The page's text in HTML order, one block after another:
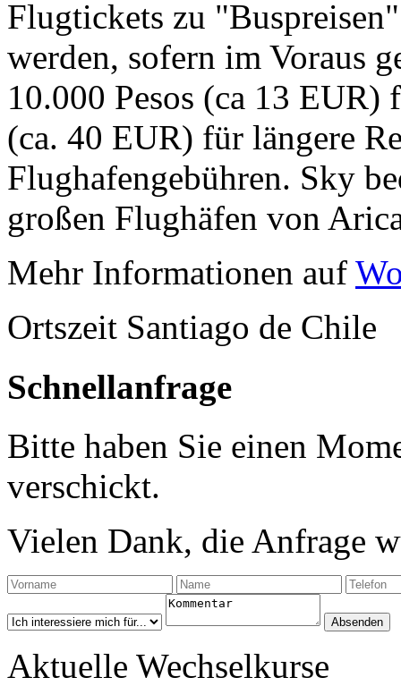
Flugtickets zu
werden, sofern im Voraus
10.000 Pesos (ca 13
(ca. 40 EUR) für längere
Flughafengebühren. Sky
großen Flughäfen von
Mehr Informationen auf
Ortszeit Santiago de Chile
Schnellanfrage
Bitte haben Sie einen
verschickt.
Vielen Dank, die Anfrage
Aktuelle Wechselkurse